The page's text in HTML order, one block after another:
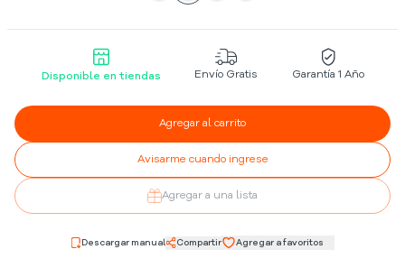
Disponible en tiendas Envío Gratis Garantía 1 Año
Agregar al carrito
Avisarme cuando ingrese
Agregar a una lista
Descargar manual Compartir Agregar a favoritos